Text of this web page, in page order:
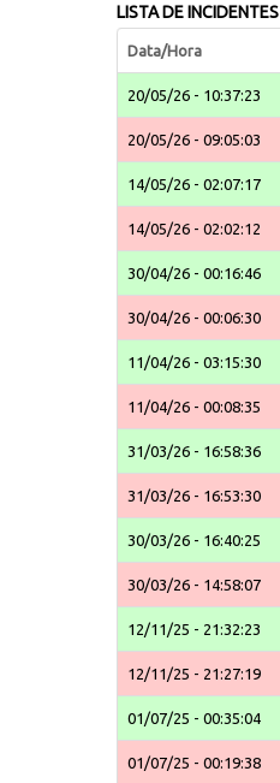
LISTA DE INCIDENTES
Data/Hora
20/05/26 - 10:37:23
20/05/26 - 09:05:03
14/05/26 - 02:07:17
14/05/26 - 02:02:12
30/04/26 - 00:16:46
30/04/26 - 00:06:30
11/04/26 - 03:15:30
11/04/26 - 00:08:35
31/03/26 - 16:58:36
31/03/26 - 16:53:30
30/03/26 - 16:40:25
30/03/26 - 14:58:07
12/11/25 - 21:32:23
12/11/25 - 21:27:19
01/07/25 - 00:35:04
01/07/25 - 00:19:38